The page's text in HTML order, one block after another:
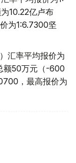
10.22亿卢布
为1:6.7300坚
汇率平均报价为
额50万元（-600
，最高报价为